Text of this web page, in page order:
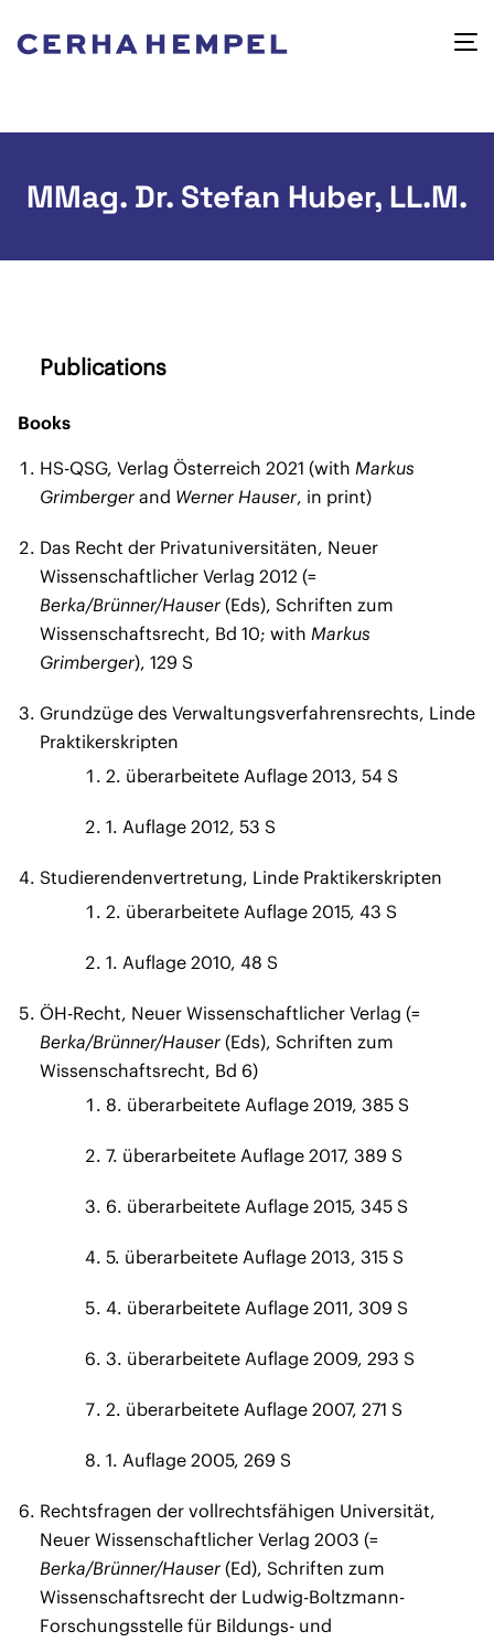
MMag. Dr. Stefan Huber, LL.M.
Publications
Books
HS-QSG, Verlag Österreich 2021 (with Markus
Grimberger and Werner Hauser, in print)
Das Recht der Privatuniversitäten, Neuer
Wissenschaftlicher Verlag 2012 (=
Berka/Brünner/Hauser (Eds), Schriften zum
Wissenschaftsrecht, Bd 10; with Markus
Grimberger), 129 S
Grundzüge des Verwaltungsverfahrensrechts, Linde
Praktikerskripten
2. überarbeitete Auflage 2013, 54 S
1. Auflage 2012, 53 S
Studierendenvertretung, Linde Praktikerskripten
2. überarbeitete Auflage 2015, 43 S
1. Auflage 2010, 48 S
ÖH-Recht, Neuer Wissenschaftlicher Verlag (=
Berka/Brünner/Hauser (Eds), Schriften zum
Wissenschaftsrecht, Bd 6)
8. überarbeitete Auflage 2019, 385 S
7. überarbeitete Auflage 2017, 389 S
6. überarbeitete Auflage 2015, 345 S
5. überarbeitete Auflage 2013, 315 S
4. überarbeitete Auflage 2011, 309 S
3. überarbeitete Auflage 2009, 293 S
2. überarbeitete Auflage 2007, 271 S
1. Auflage 2005, 269 S
Rechtsfragen der vollrechtsfähigen Universität,
Neuer Wissenschaftlicher Verlag 2003 (=
Berka/Brünner/Hauser (Ed), Schriften zum
Wissenschaftsrecht der Ludwig-Boltzmann-
Forschungsstelle für Bildungs- und